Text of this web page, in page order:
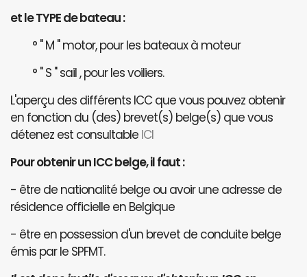
et le TYPE de bateau :
° " M " motor, pour les bateaux à moteur
° " S " sail , pour les voiliers.
L'aperçu des différents ICC que vous pouvez obtenir
en fonction du (des) brevet(s) belge(s) que vous
détenez est consultable ICI
Pour obtenir un ICC belge, il faut :
- être de nationalité belge ou avoir une adresse de
résidence officielle en Belgique
- être en possession d'un brevet de conduite belge
émis par le SPFMT.